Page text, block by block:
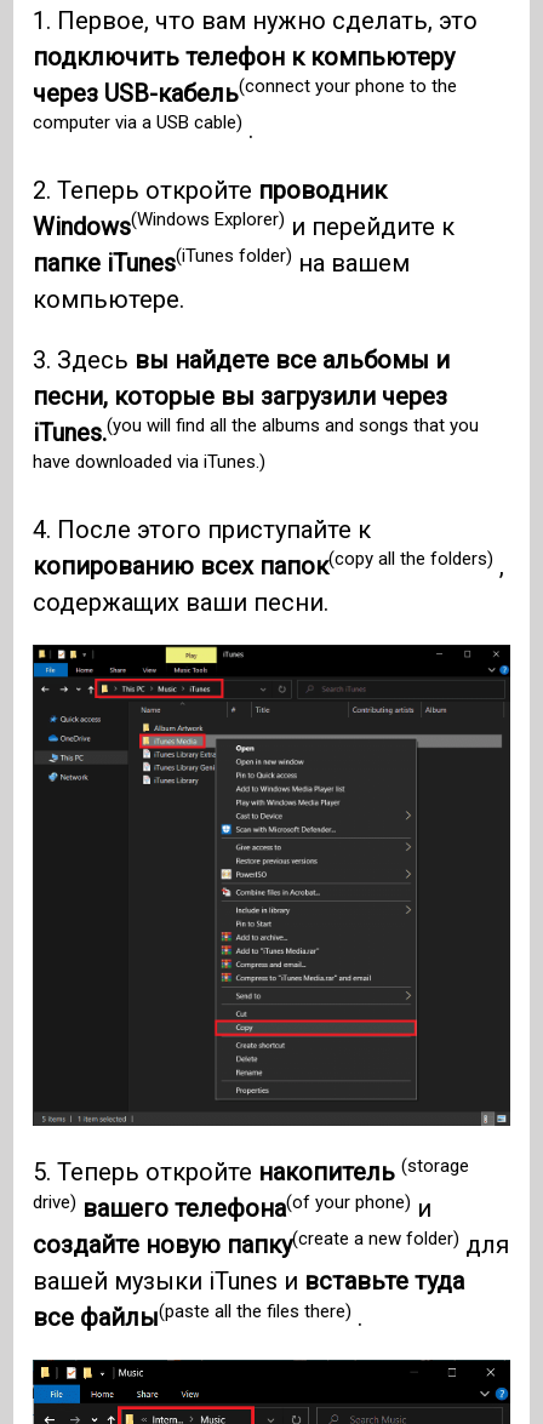
1. Первое, что вам нужно сделать, это
подключить телефон к компьютеру
через USB-кабель(connect your phone to the
computer via a USB cable) .
2. Теперь откройте проводник
Windows(Windows Explorer) и перейдите к
папке iTunes(iTunes folder) на вашем
компьютере.
3. Здесь вы найдете все альбомы и
песни, которые вы загрузили через
iTunes.(you will find all the albums and songs that you
have downloaded via iTunes.)
4. После этого приступайте к
копированию всех папок(copy all the folders) ,
содержащих ваши песни.
5. Теперь откройте накопитель(storage
drive) вашего телефона(of your phone) и
создайте новую папку(create a new folder) для
вашей музыки iTunes и вставьте туда
все файлы(paste all the files there) .